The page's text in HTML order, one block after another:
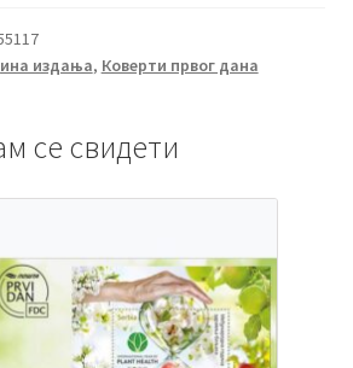
издања, Коверти првог дана
се свидети